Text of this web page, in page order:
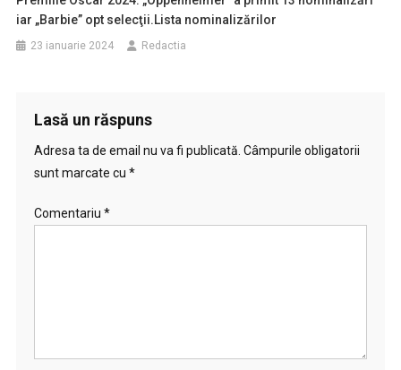
iar „Barbie” opt selecţii.Lista nominalizărilor
23 ianuarie 2024 Redactia
Lasă un răspuns
Adresa ta de email nu va fi publicată. Câmpurile obligatorii
sunt marcate cu *
Comentariu *